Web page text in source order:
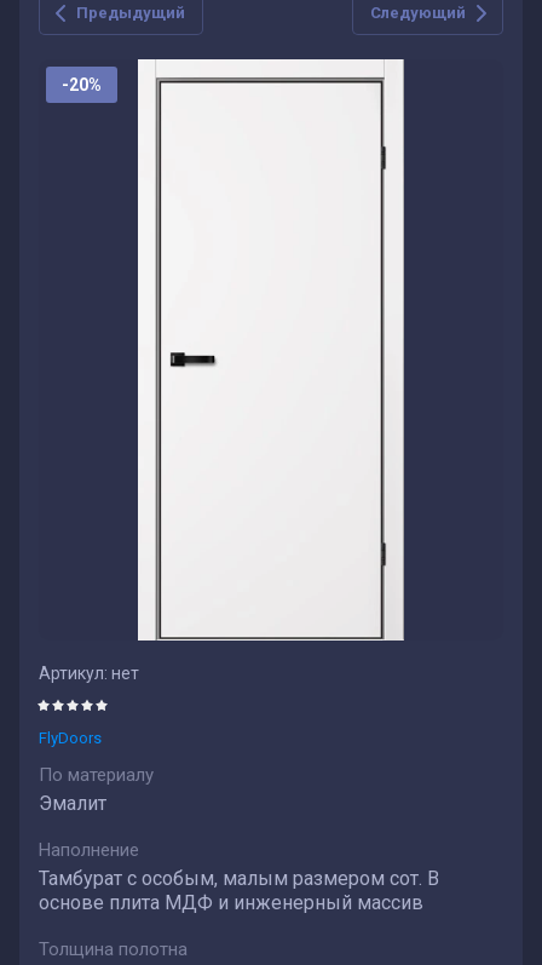
Предыдущий Следующий
-20%
Артикул: нет
FlyDoors
По материалу
Эмалит
Наполнение
Тамбурат с особым, малым размером сот. В
основе плита МДФ и инженерный массив
Толщина полотна